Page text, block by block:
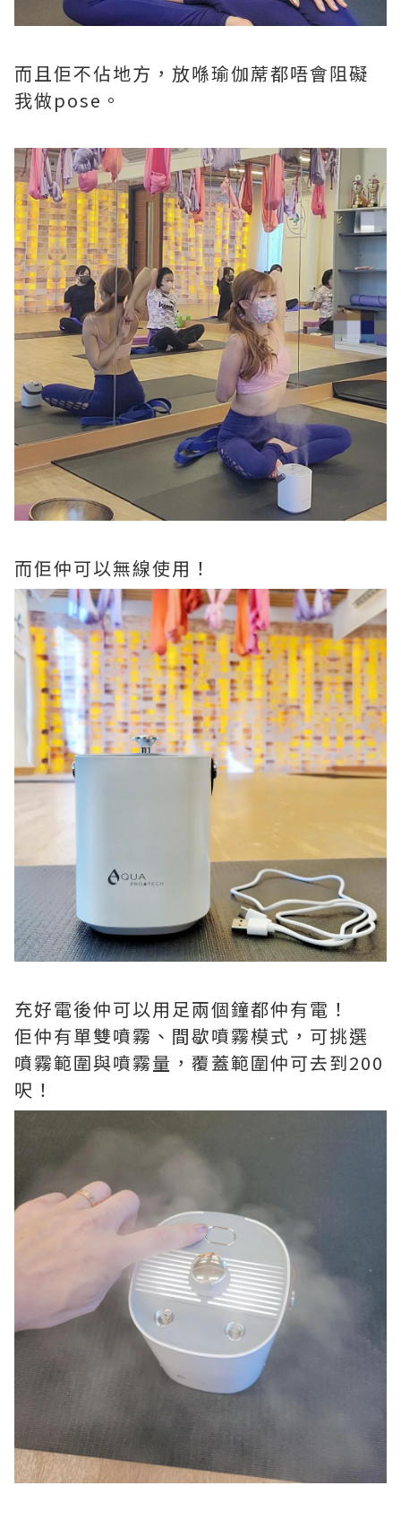
而且佢不佔地方，放喺瑜伽蓆都唔會阻礙
我做pose。
而佢仲可以無線使用！
充好電後仲可以用足兩個鐘都仲有電！
佢仲有單雙噴霧、間歇噴霧模式，可挑選
噴霧範圍與噴霧量，覆蓋範圍仲可去到200
呎！